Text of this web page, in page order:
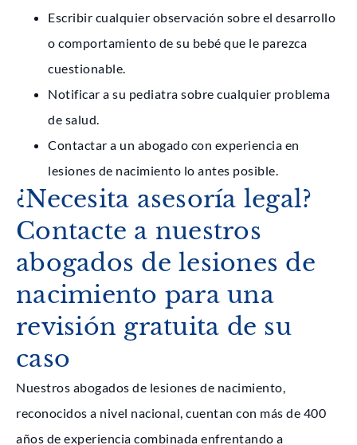
Escribir cualquier observación sobre el desarrollo
o comportamiento de su bebé que le parezca
cuestionable.
Notificar a su pediatra sobre cualquier problema
de salud.
Contactar a un abogado con experiencia en
lesiones de nacimiento lo antes posible.
¿Necesita asesoría legal?
Contacte a nuestros
abogados de lesiones de
nacimiento para una
revisión gratuita de su
caso
Nuestros abogados de lesiones de nacimiento,
reconocidos a nivel nacional, cuentan con más de 400
años de experiencia combinada enfrentando a